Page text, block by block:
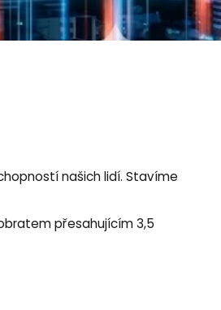
našich lidí. Stavíme
přesahujícím 3,5